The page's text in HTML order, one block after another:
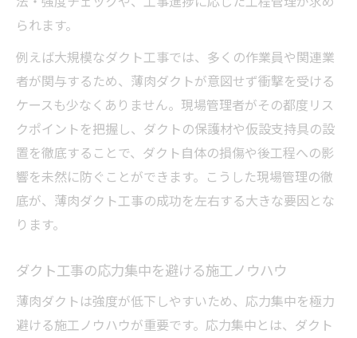
られます。
例えば大規模なダクト工事では、多くの作業員や関連業
者が関与するため、薄肉ダクトが意図せず衝撃を受ける
ケースも少なくありません。現場管理者がその都度リス
クポイントを把握し、ダクトの保護材や仮設支持具の設
置を徹底することで、ダクト自体の損傷や後工程への影
響を未然に防ぐことができます。こうした現場管理の徹
底が、薄肉ダクト工事の成功を左右する大きな要因とな
ります。
ダクト工事の応力集中を避ける施工ノウハウ
薄肉ダクトは強度が低下しやすいため、応力集中を極力
避ける施工ノウハウが重要です。応力集中とは、ダクト